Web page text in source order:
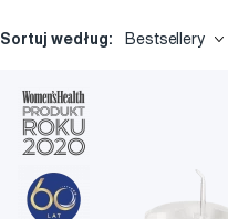
Wodne irygacje
przestrzeniach
Pulsujący strumień wody
stymulując mikrokrążenie
Waterpik produkuje również
Sortuj według: Bestsellery